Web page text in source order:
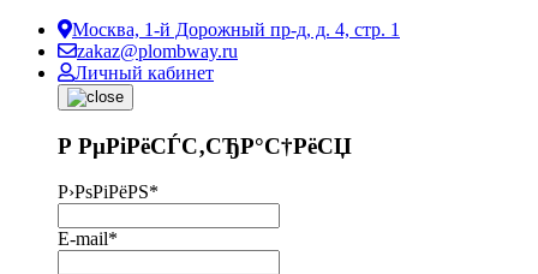
Москва, 1-й Дорожный пр-д, д. 4, стр. 1
zakaz@plombway.ru
Личный кабинет
Р РµРіРёСЃС‚СЂР°С†РёСЏ
Р›РѕРіРёРЅ*
E-mail*